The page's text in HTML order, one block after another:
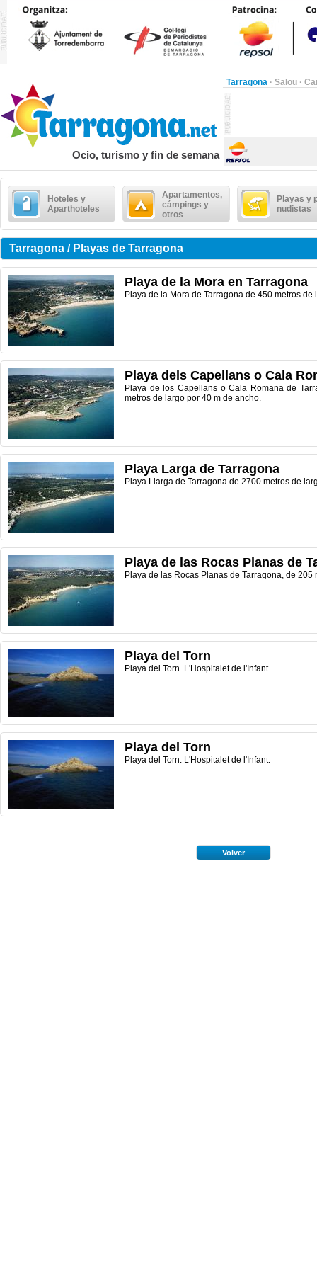
Tarragona · Salou ·
Ocio, turismo y fin de semana
Hoteles y
Aparthoteles
Apartamentos,
cámpings y
otros
Playas y
nudistas
Tarragona / Playas de Tarragona
Playa de la Mora en Tarragona
Playa de la Mora de Tarragona de 450 metros
Playa dels Capellans o Cala
Playa de los Capellans o Cala Romana de
metros de largo por 40 m de ancho.
Playa Larga de Tarragona
Playa Llarga de Tarragona de 2700 metros de
Playa de las Rocas Planas de
Playa de las Rocas Planas de Tarragona, de
Playa del Torn
Playa del Torn. L'Hospitalet de l'Infant.
Playa del Torn
Playa del Torn. L'Hospitalet de l'Infant.
Volver